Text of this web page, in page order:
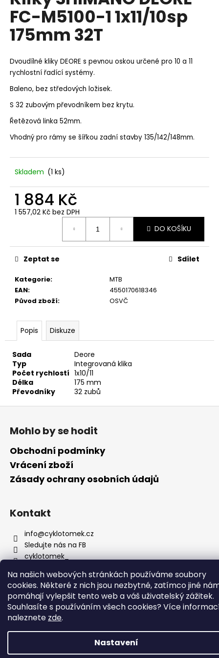
Na našich webových stránkách používáme soubory
cookies. Některé z nich jsou nezbytné, zatímco jiné
pomáhají vylepšit tento web a váš uživatelský zážitek.
Souhlasíte s používáním všech cookies? Více
naleznete zde.
Nastavení
0,0
5
hvězdiček.
FC-M5100-1 1x11/10sp
175mm 32T
Dvoudílné kliky DEORE s pevnou oskou určené pro 10 a 11
rychlostní řadící systémy.
Baleno, bez středových ložisek.
S 32 zubovým převodníkem bez krytu.
Řetězová linka 52mm.
Vhodný pro rámy se šířkou zadní stavby 135/142/148mm.
Skladem (1 ks)
1 884 Kč
1 557,02 Kč bez DPH
DO KOŠÍKU
Kategorie:
MTB
EAN:
4550170618346
Původ zboží: OSVČ
Zeptat se Sdílet
Popis Diskuze
Sada
Deore
Typ
Integrovaná klika
Počet rychlostí 1x10/11
Délka
175 mm
Převodníky
32 zubů
a
j
í
?
D
o
p
o
u
e
m
e
Z
Mohlo by se hodit
Obchodní podmínky
Vrácení zboží
Zásady ochrany osobních údajů
Kontakt
info@cyklotomek.cz
Sledujte nás na FB
cyklotomek_
Vytvořil Shoptet
Copyright 2026CykloTomek. Všechna práva vyhrazena.